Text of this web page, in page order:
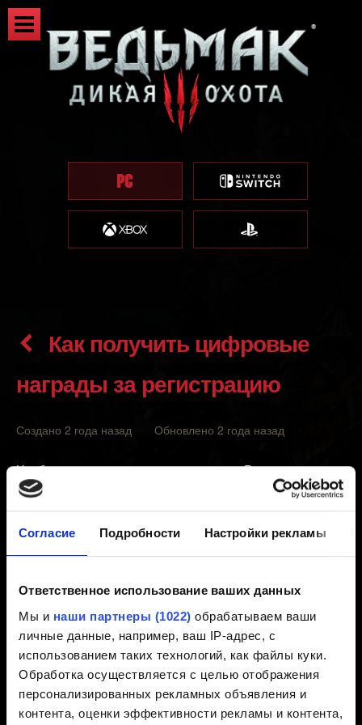
Согласие Подробности Настройки рекламы
Ответственное использование ваших данных
Мы и наши партнеры (1022) обрабатываем ваши
личные данные, например, ваш IP-адрес, с
использованием таких технологий, как файлы куки.
Обработка осуществляется с целью отображения
персонализированных рекламных объявления и
контента, оценки эффективности рекламы и контента,
Как получить цифровые
награды за регистрацию
Создано 2 года назад Обновлено 2 года назад
Чтобы получить доступ к комиксу по «Ведьмаку»,
выполните эти действия:
Перейдите по
ссылкеhttps://www.thewitcher.com/comicbook/
CDPR».
Выполните вход с помощью учётной записи
CD PROJEKT RED, которую вы использовали для
входа в REDlauncher или раздел «Мои награды».
Примечание:чтобы получить доступ к наградам, вам